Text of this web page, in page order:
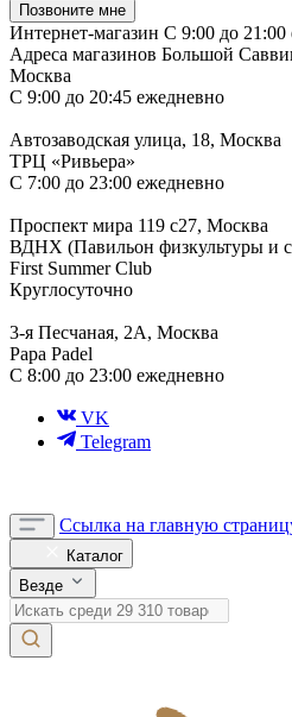
Позвоните мне
Интернет-магазин С 9:00 до 21:00
Адреса магазинов Большой
Москва
С 9:00 до 20:45 ежедневно
Автозаводская улица, 18, Москва
ТРЦ «Ривьера»
С 7:00 до 23:00 ежедневно
Проспект мира 119 с27, Москва
ВДНХ (Павильон физкультуры и
First Summer Club
Круглосуточно
3-я Песчаная, 2А, Москва
Papa Padel
С 8:00 до 23:00 ежедневно
VK
Telegram
Ссылка на главную
Каталог
Везде